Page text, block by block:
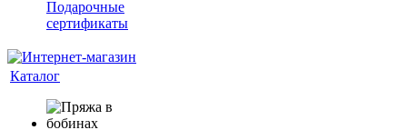
Подарочные
сертификаты
Каталог